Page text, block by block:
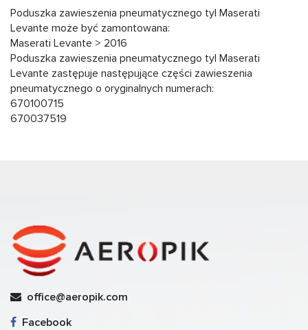
Poduszka zawieszenia pneumatycznego tyl Maserati
Levante może być zamontowana:
Maserati Levante > 2016
Poduszka zawieszenia pneumatycznego tyl Maserati
Levante zastępuje następujące części zawieszenia
pneumatycznego o oryginalnych numerach:
670100715
670037519
office@aeropik.com
Facebook